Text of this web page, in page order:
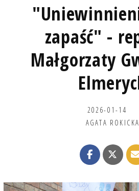
zapaść" -
Małgorzaty
2026-01-14
AGATA ROKICKA